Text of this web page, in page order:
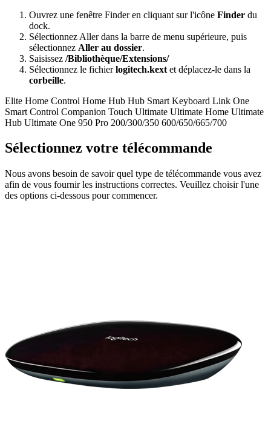
Ouvrez une fenêtre Finder en cliquant sur l'icône Finder du
dock.
Sélectionnez Aller dans la barre de menu supérieure, puis
sélectionnez Aller au dossier.
Saisissez /Bibliothèque/Extensions/
Sélectionnez le fichierlogitech.kext et déplacez-le dans la
corbeille.
Elite Home Control Home Hub Hub Smart Keyboard Link One
Smart Control Companion Touch Ultimate Ultimate Home Ultimate
Hub Ultimate One 950 Pro 200/300/350 600/650/665/700
Sélectionnez votre télécommande
Nous avons besoin de savoir quel type de télécommande vous avez
afin de vous fournir les instructions correctes. Veuillez choisir l'une
des options ci-dessous pour commencer.